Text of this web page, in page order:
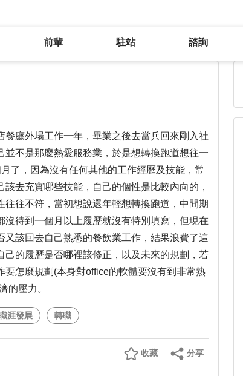
前輩 駐站 諮詢
廳外場工作一年，畢業之後去當兵回來剛入社
不是那麼熱愛服務業，於是想轉換跑道想往一
了，因為沒有任何其他的工作經歷及技能，常
去充實哪些技能，自己的個性是比較內向的，
往不符，當初想說還年輕想轉換跑道，中間期
沒待到一個月以上履歷就沒有特別填寫，但現在
該回去自己熟悉的餐飲業工作，結果浪費了這
的履歷是否哪裡該修正，以及未來的規劃，若
要怎麼規劃(本身對office的軟體要沒有到非常熟
的壓力。
涯發展 轉職
分享
收藏